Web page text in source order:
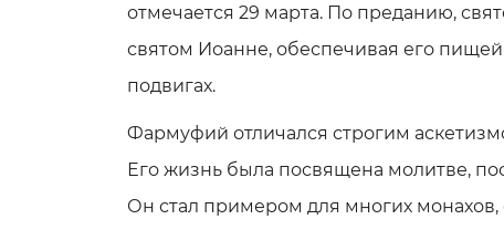
отмечается 29 марта. По преданию,
святом Иоанне, обеспечивая его
подвигах.
Фармуфий отличался строгим
Его жизнь была посвящена молитве,
Он стал примером для многих